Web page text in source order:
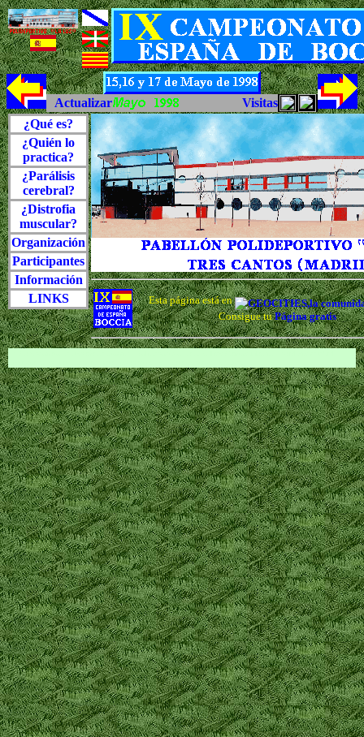
Actualizar
Visitas
¿Qué es?
¿Quién lo
practica?
¿Parálisis
cerebral?
¿Distrofia
muscular?
Organización
Participantes
Información
LINKS
Esta página está en
Consigue tuPágina gratis